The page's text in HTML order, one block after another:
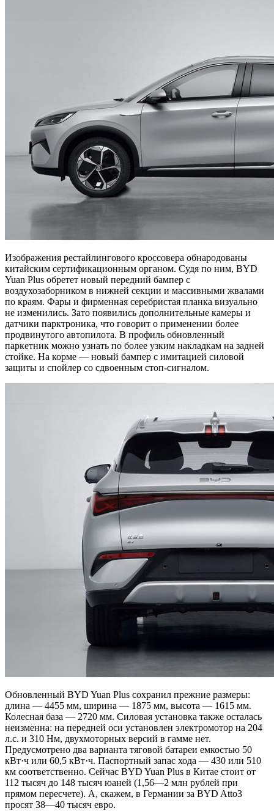
Изображения рестайлингового кроссовера обнародованы
китайским сертификационным органом. Судя по ним, BYD
Yuan Plus обретет новый передний бампер с
воздухозаборником в нижней секции и массивными жвалами
по краям. Фары и фирменная серебристая планка визуально
не изменились. Зато появились дополнительные камеры и
датчики парктроника, что говорит о применении более
продвинутого автопилота. В профиль обновленный
паркетник можно узнать по более узким накладкам на задней
стойке. На корме — новый бампер с имитацией силовой
защиты и спойлер со сдвоенным стоп-сигналом.
Обновленный BYD Yuan Plus сохранил прежние размеры:
длина — 4455 мм, ширина — 1875 мм, высота — 1615 мм.
Колесная база — 2720 мм. Силовая установка также осталась
неизменна: на передней оси установлен электромотор на 204
л.с. и 310 Нм, двухмоторных версий в гамме нет.
Предусмотрено два варианта тяговой батареи емкостью 50
кВт·ч или 60,5 кВт·ч. Паспортный запас хода — 430 или 510
км соответственно. Сейчас BYD Yuan Plus в Китае стоит от
112 тысяч до 148 тысяч юаней (1,56—2 млн рублей при
прямом пересчете). А, скажем, в Германии за BYD Atto3
просят 38—40 тысяч евро.